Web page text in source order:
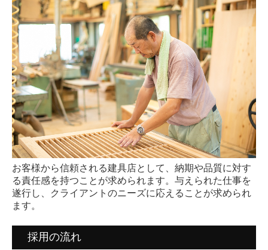
お客様から信頼される建具店として、納期や品質に対す
る責任感を持つことが求められます。与えられた仕事を
遂行し、クライアントのニーズに応えることが求められ
ます。
採用の流れ